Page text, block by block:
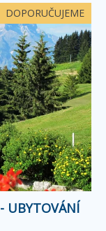
DOPORUČUJEME
UBYTOVÁNÍ